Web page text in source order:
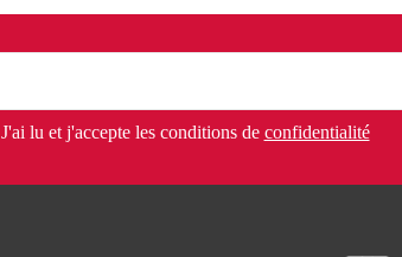
J'ai lu et j'accepte les conditions de confidentialité